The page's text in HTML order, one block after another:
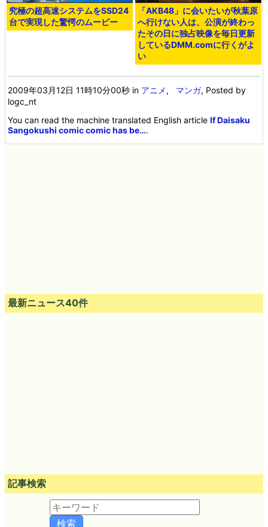
究極の超高速システムをSSD24
台で実現した驚愕のムービー
「AKB48」に会いたいが秋葉原
へ行けない人は、公演が終わっ
たその日に独占映像を毎日更新
しているDMM.comに行くがよ
い
2009年03月12日 11時10分00秒 in アニメ, マンガ, Posted by
logc_nt
You can read the machine translated English articleIf Daisaku
Sangokushi comic comic has be….
最新ニュース40件
記事検索